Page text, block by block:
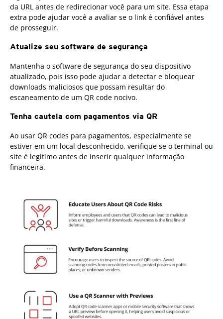
da URL antes de redirecionar você para um site. Essa etapa
extra pode ajudar você a avaliar se o link é confiável antes
de prosseguir.
Atualize seu software de segurança
Mantenha o software de segurança do seu dispositivo
atualizado, pois isso pode ajudar a detectar e bloquear
downloads maliciosos que possam resultar do
escaneamento de um QR code nocivo.
Tenha cautela com pagamentos via QR
Ao usar QR codes para pagamentos, especialmente se
estiver em um local desconhecido, verifique se o terminal ou
site é legítimo antes de inserir qualquer informação
financeira.